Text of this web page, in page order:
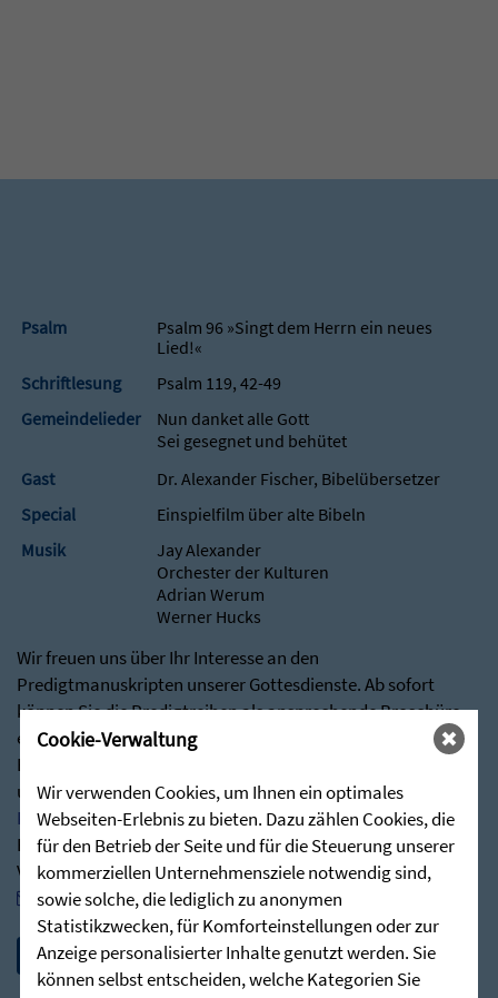
Psalm
Psalm 96 »Singt dem Herrn ein neues
Lied!«
Schriftlesung
Psalm 119, 42-49
Gemeindelieder
Nun danket alle Gott
Sei gesegnet und behütet
Gast
Dr. Alexander Fischer, Bibelübersetzer
Special
Einspielfilm über alte Bibeln
Musik
Jay Alexander
Orchester der Kulturen
Adrian Werum
Werner Hucks
Wir freuen uns über Ihr Interesse an den
Predigtmanuskripten unserer Gottesdienste. Ab sofort
können Sie die Predigtreihen als ansprechende Broschüre
erhalten.
Besuchen Sie hierfür gerne über nachstehenden Link
unseren Shop:
Predigten - Die Zieglerschen (stunde-des-hoechsten.de)
Bei Rückfragen stehen wir Ihnen jederzeit sehr gerne zur
Verfügung:
post@stunde-des-hoechsten.de
Cookie-Verwaltung
Wir verwenden Cookies, um Ihnen ein optimales
Webseiten-Erlebnis zu bieten. Dazu zählen Cookies, die
für den Betrieb der Seite und für die Steuerung unserer
kommerziellen Unternehmensziele notwendig sind,
sowie solche, die lediglich zu anonymen
Statistikzwecken, für Komforteinstellungen oder zur
Anzeige personalisierter Inhalte genutzt werden. Sie
können selbst entscheiden, welche Kategorien Sie